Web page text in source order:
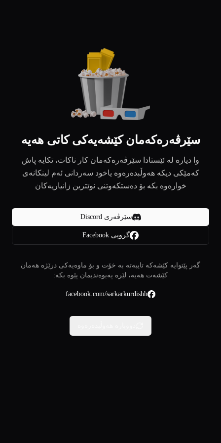
سێرڤەرەکەمان کێشەیەکی کاتی هەیە
وا دیارە لە ئێستادا سێرڤەرەکەمان کار ناکات، تکایە پاش
کەمێکی دیکە هەوڵبدەرەوە یاخود سەردانی ئەم لینکانەی
خوارەوە بکە بۆ دەستکەوتنی نوێترین زانیاریەکان
سێرڤەری Discord
گروپی Facebook
گەر پێتوایە کێشەکە تایبەتە بە خۆت و بۆ ماوەیەکی درێژە هەمان
کێشەت هەیە، لێرە پەیوەندیمان پێوە بکە:
facebook.com/sarkarkurdishh